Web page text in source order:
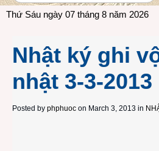
Thứ Sáu ngày 07 tháng 8 năm 2026
Nhật ký ghi
nhật 3-3-2013
Posted by phphuoc on March 3, 2013 in